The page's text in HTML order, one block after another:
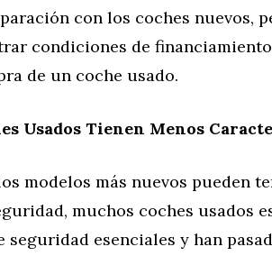
con los coches nuevos,
condiciones de
de un coche usado.
Usados Tienen Menos
modelos más nuevos pueden
muchos coches usados
esenciales y han